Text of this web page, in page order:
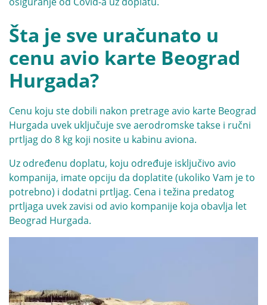
Šta je sve uračunato u
cenu avio karte Beograd
Hurgada?
Cenu koju ste dobili nakon pretrage avio karte Beograd
Hurgada uvek uključuje sve aerodromske takse i ručni
prtljag do 8 kg koji nosite u kabinu aviona.
Uz određenu doplatu, koju određuje isključivo avio
kompanija, imate opciju da doplatite (ukoliko Vam je to
potrebno) i dodatni prtljag. Cena i težina predatog
prtljaga uvek zavisi od avio kompanije koja obavlja let
Beograd Hurgada.